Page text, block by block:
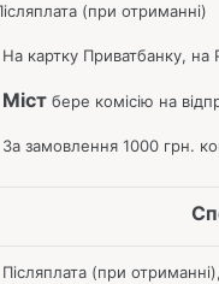
(при отриманні)
На картку Приватбанку, на
Міст бере комісію на
За замовлення 1000 грн.
Післяплата (при